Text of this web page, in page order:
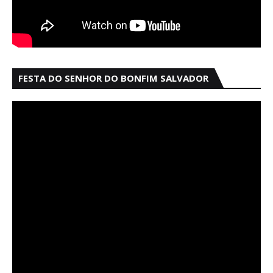
FESTA DO SENHOR DO BONFIM SALVADOR